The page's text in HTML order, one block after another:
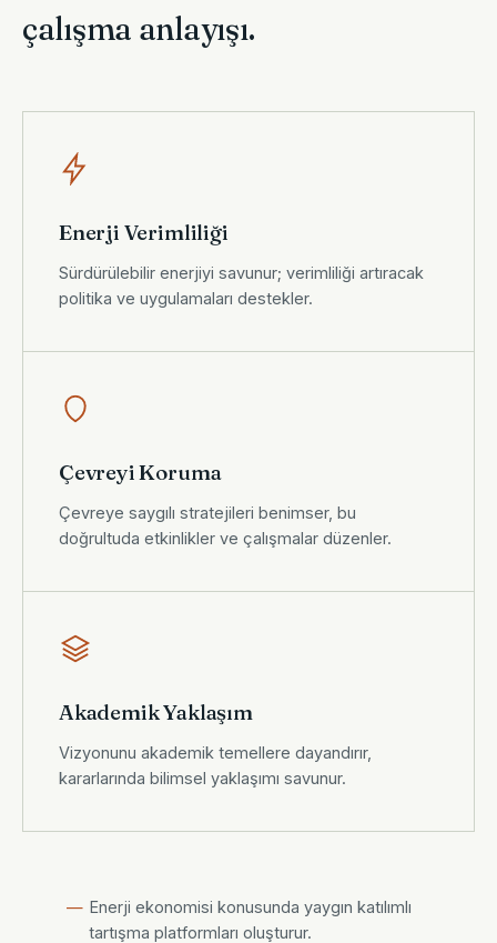
çalışma anlayışı.
Enerji Verimliliği
Sürdürülebilir enerjiyi savunur; verimliliği artıracak
politika ve uygulamaları destekler.
Çevreyi Koruma
Çevreye saygılı stratejileri benimser, bu
doğrultuda etkinlikler ve çalışmalar düzenler.
Akademik Yaklaşım
Vizyonunu akademik temellere dayandırır,
kararlarında bilimsel yaklaşımı savunur.
Enerji ekonomisi konusunda yaygın katılımlı
tartışma platformları oluşturur.